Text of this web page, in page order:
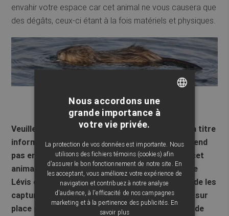
envahir votre espace car cet animal ne vous causera que
des dégâts, ceux-ci étant à la fois matériels et physiques.
Veuillez noter que cette fiche vous est fournie à titre
informatif seulement. Abat Extermination ne prend
pas en charge la capture ou l’extermination de cet
animal. Notez toutefois que notre succursale de
Lévis offre la location et la vente de cages afin de les
capturer de façon sécuritaire. Nos spécialistes sur
place pourront vous renseigner sur l’utilisation de
FRENCH
Nous accordons une
grande importance à
votre vie privée.
La protection de vos données est importante. Nous
utilisons des fichiers témoins (cookies) afin
d'assurer le bon fonctionnement de notre site. En
les acceptant, vous améliorez votre expérience de
navigation et contribuez à notre analyse
d'audience, à l'efficacité de nos campagnes
marketing et à la pertinence des publicités. En
savoir plus